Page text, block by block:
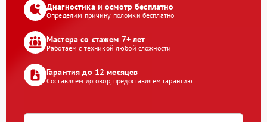
Диагностика и осмотр бесплатно
Определим причину поломки бесплатно
Мастера со стажем 7+ лет
Работаем с техникой любой сложности
Гарантия до 12 месяцев
Составляем договор, предоставляем гарантию